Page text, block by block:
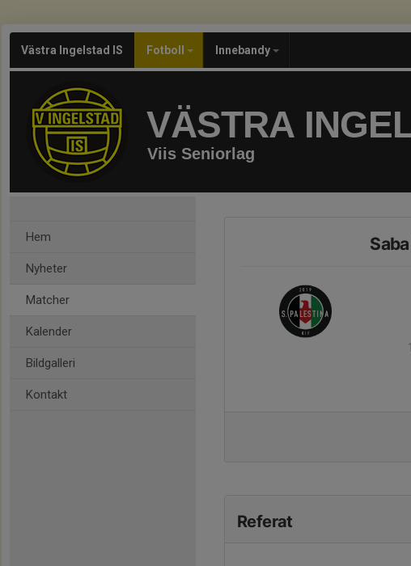
Västra Ingelstad IS Fotboll Innebandy
VÄSTRA
Viis Seniorlag
Hem
Nyheter
Matcher
Kalender
Bildgalleri
Kontakt
Referat